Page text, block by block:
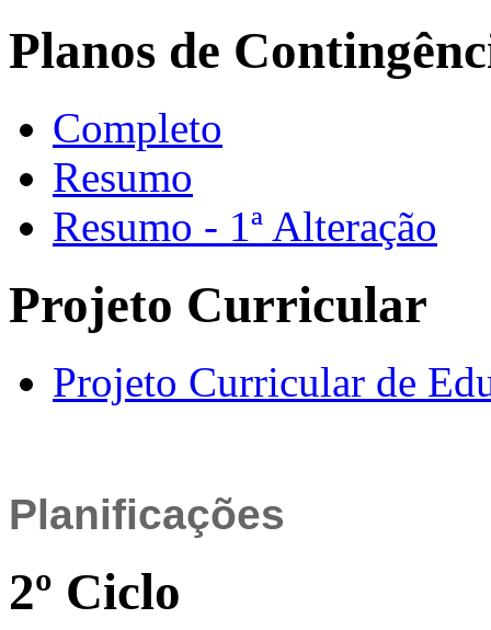
Planos de
Completo
Resumo
Resumo - 1ª Alteração
Projeto Curricular
Projeto Curricular de
Planificações
2º Ciclo